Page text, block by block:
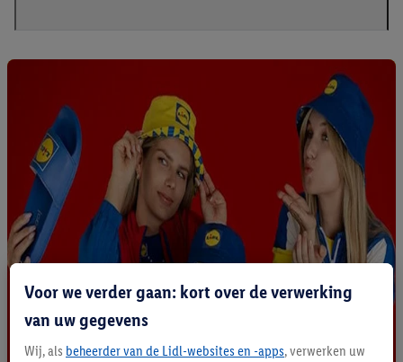
Voor we verder gaan: kort over de verwerking
van uw gegevens
Wij, als beheerder van de Lidl-websites en -apps, verwerken uw